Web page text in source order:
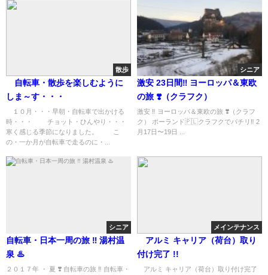
散歩
自転車・散歩を楽しむように
しま～す・・・
１０月・・・早朝・自転車で出かける
時・・・ チョット・ひんやり・・・
寒く感じる季節になりました。 こ
の・一か月が自転車で走るのに・...
シニア
激安 23日間‼️ ヨーロッパ＆東欧
の旅 ❣️（クラフク）
激安 ‼️ ヨーロッパ＆東欧の旅 ❣️（クラフ
ク） ポーランド🇵🇱クラフクでパチリ‼️ 2
月17日〜19日 ...
シニア
自転車・日本一周の旅 ‼︎ 湯村温
泉 ♨️
２０１７年 ・ 夏 ❣️ 自転車の旅 ‼︎ 自転車・
メインテナンス
アルミ キャリア（荷台）取り
付け完了 !!
アルミ キャリア（荷台）取り付け完了